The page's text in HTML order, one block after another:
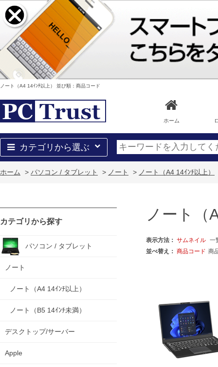
ノート（A4 14ｲﾝﾁ以上） 並び順：商品コード
ホーム
カテゴリから選ぶ
ホーム > パソコン / タブレット > ノート > ノート（A4 14ｲﾝﾁ以上）
カテゴリから探す
パソコン / タブレット
ノート
ノート（A4 14ｲﾝﾁ以上）
ノート（B5 14ｲﾝﾁ未満）
デスクトップ/サーバー
Apple
ノート（
表示方法： サムネイル 一
並べ替え： 商品コード 商